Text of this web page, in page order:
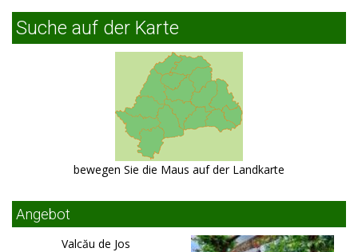
Suche auf der Karte
bewegen Sie die Maus auf der Landkarte
Angebot
Valcău de Jos